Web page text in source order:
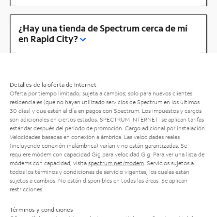
¿Hay una tienda de Spectrum cerca de mí
en Rapid City?
Detalles de la oferta de Internet
Oferta por tiempo limitado; sujeta a cambios; solo para nuevos clientes
residenciales (que no hayan utilizado servicios de Spectrum en los últimos
30 días) y que estén al día en pagos con Spectrum. Los impuestos y cargos
son adicionales en ciertos estados. SPECTRUM INTERNET: se aplican tarifas
estándar después del período de promoción. Cargo adicional por instalación.
Velocidades basadas en conexión alámbrica. Las velocidades reales
(incluyendo conexión inalámbrica) varían y no están garantizadas. Se
requiere módem con capacidad Gig para velocidad Gig. Para ver una lista de
módems con capacidad, visita spectrum.net/modem . Servicios sujetos a
todos los términos y condiciones de servicio vigentes, los cuales están
sujetos a cambios. No están disponibles en todas las áreas. Se aplican
restricciones.
Términos y condiciones